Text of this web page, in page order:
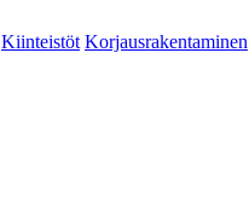
Kiinteistöt Korjausrakentaminen